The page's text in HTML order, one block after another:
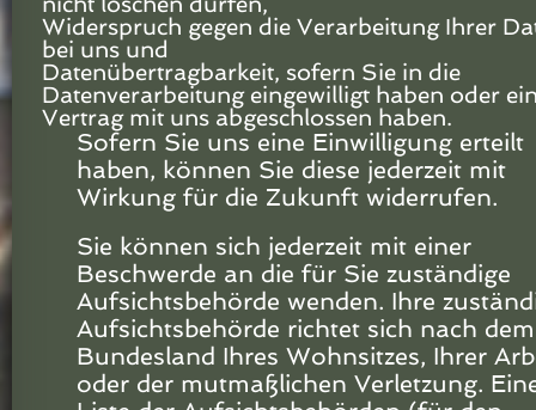
Widerspruch gegen die Verarbeitung Ihrer
bei uns und
Datenübertragbarkeit, sofern Sie in die
Datenverarbeitung eingewilligt haben oder
Vertrag mit uns abgeschlossen haben.
Sofern Sie uns eine Einwilligung erteilt
haben, können Sie diese jederzeit mit
Wirkung für die Zukunft widerrufen.
Sie können sich jederzeit mit einer
Beschwerde an die für Sie zuständige
Aufsichtsbehörde wenden. Ihre
Aufsichtsbehörde richtet sich nach dem
Bundesland Ihres Wohnsitzes, Ihrer
oder der mutmaßlichen Verletzung.